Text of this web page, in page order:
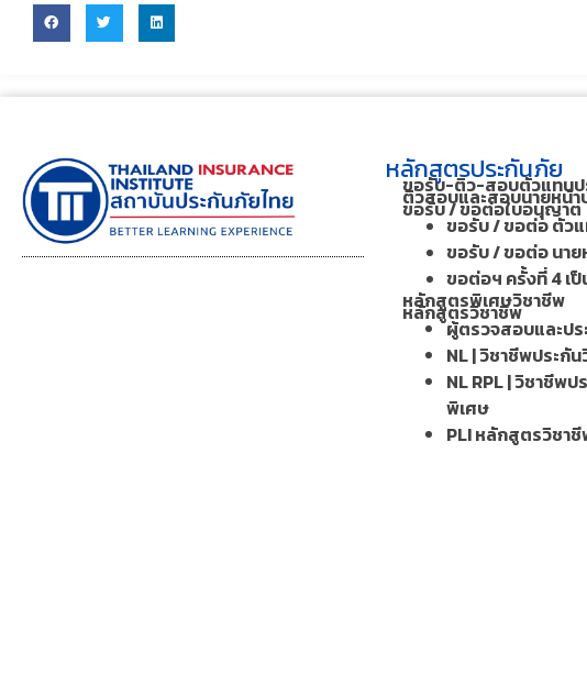
หลักสูตรประกันภัย
ขอรับ-ติว-สอบตัวแทนป
ติวสอบและสอบนายหน้า
ขอรับ / ขอต่อใบอนุญาต
ขอรับ / ขอต่อ ตัว
ขอรับ / ขอต่อ นาย
ขอต่อฯ ครั้งที่ 4 เ
หลักสูตรพิเศษวิชาชีพ
หลักสูตรวิชาชีพ
ผู้ตรวจสอบและปร
NL | วิชาชีพประกั
NL RPL | วิชาชีพ
พิเศษ
PLI หลักสูตรวิชา